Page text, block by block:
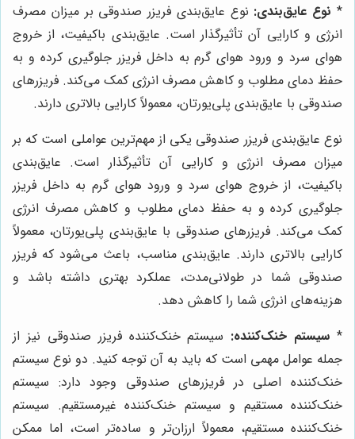
* نوع عایق‌بندی: نوع عایق‌بندی فریزر صندوقی بر میزان مصرف
انرژی و کارایی آن تأثیرگذار است. عایق‌بندی باکیفیت، از خروج
هوای سرد و ورود هوای گرم به داخل فریزر جلوگیری کرده و به
حفظ دمای مطلوب و کاهش مصرف انرژی کمک می‌کند. فریزرهای
صندوقی با عایق‌بندی پلی‌یورتان، معمولاً کارایی بالاتری دارند.
نوع عایق‌بندی فریزر صندوقی یکی از مهم‌ترین عواملی است که بر
میزان مصرف انرژی و کارایی آن تأثیرگذار است. عایق‌بندی
باکیفیت، از خروج هوای سرد و ورود هوای گرم به داخل فریزر
جلوگیری کرده و به حفظ دمای مطلوب و کاهش مصرف انرژی
کمک می‌کند. فریزرهای صندوقی با عایق‌بندی پلی‌یورتان، معمولاً
کارایی بالاتری دارند. عایق‌بندی مناسب، باعث می‌شود که فریزر
صندوقی شما در طولانی‌مدت، عملکرد بهتری داشته باشد و
هزینه‌های انرژی شما را کاهش دهد.
* سیستم خنک‌کننده: سیستم خنک‌کننده فریزر صندوقی نیز از
جمله عوامل مهمی است که باید به آن توجه کنید. دو نوع سیستم
خنک‌کننده اصلی در فریزرهای صندوقی وجود دارد: سیستم
خنک‌کننده مستقیم و سیستم خنک‌کننده غیرمستقیم. سیستم
خنک‌کننده مستقیم، معمولاً ارزان‌تر و ساده‌تر است، اما ممکن